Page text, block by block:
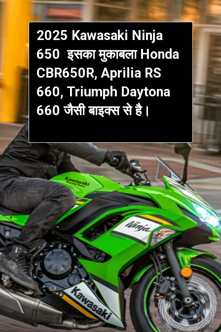
2025 Kawasaki Ninja
650 इसका मुकाबला Honda
CBR650R, Aprilia RS
660, Triumph Daytona
660 जैसी बाइक्स से है।